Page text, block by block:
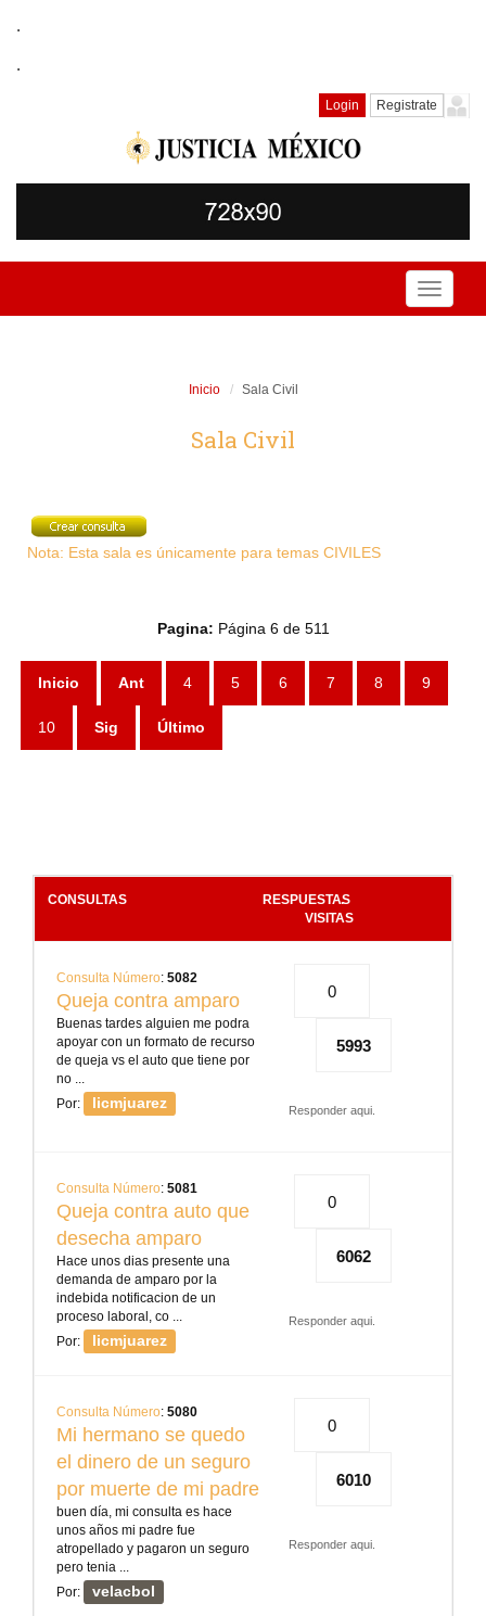
.
.
Login Registrate
Toggle
Inicio Sala Civil
Sala Civil
Nota: Esta sala es únicamente para temas CIVILES
Pagina: Página 6 de 511
Inicio Ant 4 5 6 7 8 9
10 Sig Último
CONSULTAS
RESPUESTAS
VISITAS
.
Consulta Número: 5082
Queja contra amparo
Buenas tardes alguien me podra
apoyar con un formato de recurso
de queja vs el auto que tiene por
no ...
Por:
licmjuarez
0
5993
Responder aqui.
Consulta Número: 5081
Queja contra auto que
desecha amparo
Hace unos dias presente una
demanda de amparo por la
indebida notificacion de un
proceso laboral, co ...
Por:
licmjuarez
0
6062
Responder aqui.
Consulta Número: 5080
Mi hermano se quedo
el dinero de un seguro
por muerte de mi padre
buen día, mi consulta es hace
unos años mi padre fue
atropellado y pagaron un seguro
pero tenia ...
Por:
velacbol
0
6010
Responder aqui.